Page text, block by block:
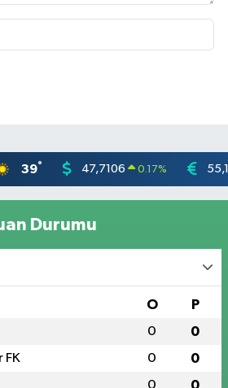
39° 47,7106 0.17%
Durumu
O P
0 0
FK 0 0